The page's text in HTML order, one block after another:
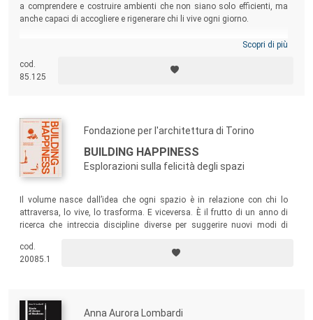
a comprendere e costruire ambienti che non siano solo efficienti, ma
anche capaci di accogliere e rigenerare chi li vive ogni giorno.
Scopri di più
cod.
85.125
Fondazione per l'architettura di Torino
BUILDING HAPPINESS
Esplorazioni sulla felicità degli spazi
Il volume nasce dall’idea che ogni spazio è in relazione con chi lo
attraversa, lo vive, lo trasforma. E viceversa. È il frutto di un anno di
ricerca che intreccia discipline diverse per suggerire nuovi modi di
cod.
20085.1
Anna Aurora Lombardi